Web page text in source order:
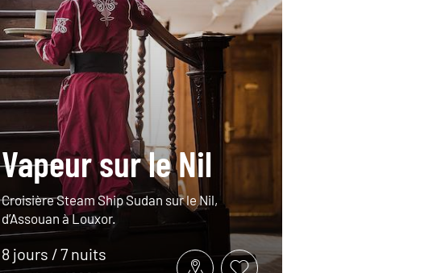
Vapeur sur le Nil
Croisière Steam Ship Sudan sur le Nil,
d’Assouan à Louxor.
8 jours / 7 nuits